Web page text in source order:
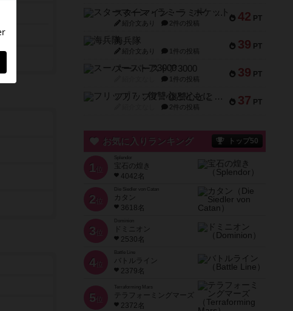
42 PT
スターマイン・ラミー ポケット
紹介文あり 2件の投稿
39 PT
海兵隊
紹介文あり 1件の投稿
39 PT
スーパーストア3000
1件の投稿
37 PT
フリップ７：復讐心とともに
2件の投稿
お気に入りランキング トップ50
1 位
宝石の煌き
4042名
2 位
Die Siedler von Catan
カタン
3618名
3 位
ドミニオン
2530名
4位
Battle Line
バトルライン
2379名
5 位
Terraforming Mars
テラフォーミングマーズ
2372名